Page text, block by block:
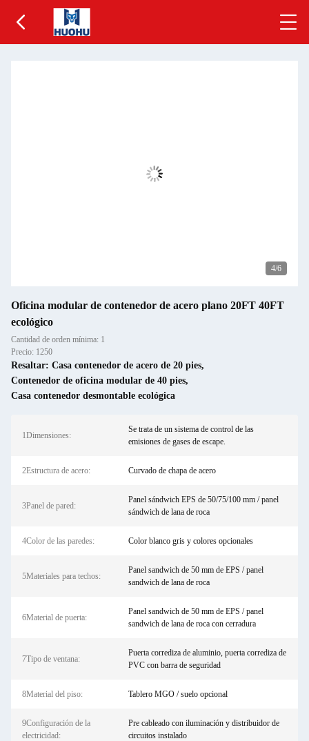
5/6
Oficina modular de contenedor de acero plano 20FT 40FT
ecológico
Cantidad de orden mínima: 1
Precio: 1250
Resaltar: Casa contenedor de acero de 20 pies,
Contenedor de oficina modular de 40 pies,
Casa contenedor desmontable ecológica
1Dimensiones:
Se trata de un sistema de control de las
emisiones de gases de escape.
2Estructura de acero: Curvado de chapa de acero
3Panel de pared:
Panel sándwich EPS de 50/75/100 mm / panel
sándwich de lana de roca
4Color de las paredes: Color blanco gris y colores opcionales
5Materiales para techos:
Panel sandwich de 50 mm de EPS / panel
sandwich de lana de roca
6Material de puerta:
Panel sandwich de 50 mm de EPS / panel
sandwich de lana de roca con cerradura
7Tipo de ventana:
Puerta corrediza de aluminio, puerta corrediza de
PVC con barra de seguridad
8Material del piso: Tablero MGO / suelo opcional
9Configuración de la
electricidad:
Pre cableado con iluminación y distribuidor de
circuitos instalado